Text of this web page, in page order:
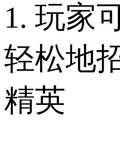
1. 玩家
轻松地
精英